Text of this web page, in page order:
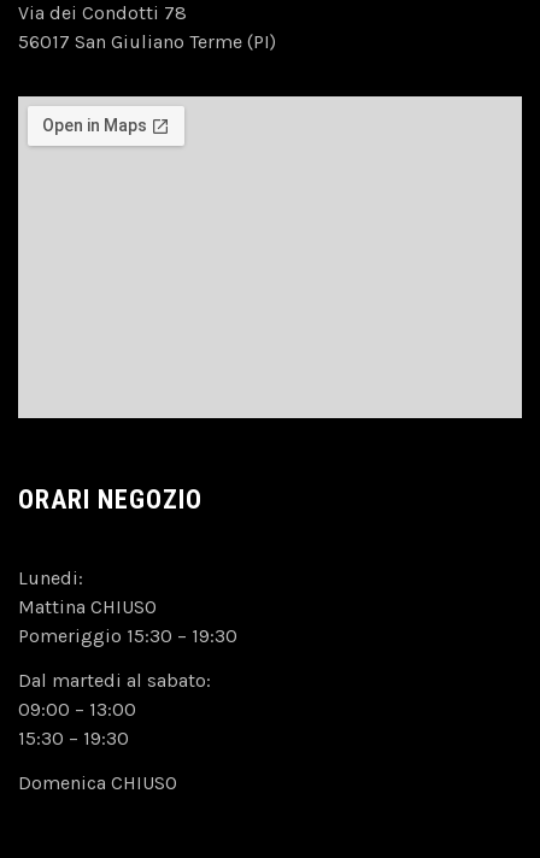
Via dei Condotti 78
56017 San Giuliano Terme (PI)
ORARI NEGOZIO
Lunedi:
Mattina CHIUSO
Pomeriggio 15:30 – 19:30
Dal martedi al sabato:
09:00 – 13:00
15:30 – 19:30
Domenica CHIUSO